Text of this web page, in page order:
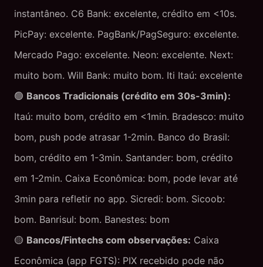
instantâneo. C6 Bank: excelente, crédito em <10s.
PicPay: excelente. PagBank/PagSeguro: excelente.
Mercado Pago: excelente. Neon: excelente. Next:
muito bom. Will Bank: muito bom. Iti Itaú: excelente
🟢 Bancos Tradicionais (crédito em 30s-3min):
Itaú: muito bom, crédito em <1min. Bradesco: muito
bom, push pode atrasar 1-2min. Banco do Brasil:
bom, crédito em 1-3min. Santander: bom, crédito
em 1-2min. Caixa Econômica: bom, pode levar até
3min para refletir no app. Sicredi: bom. Sicoob:
bom. Banrisul: bom. Banestes: bom
🟡 Bancos/Fintechs com observações: Caixa
Econômica (app FGTS): PIX recebido pode não